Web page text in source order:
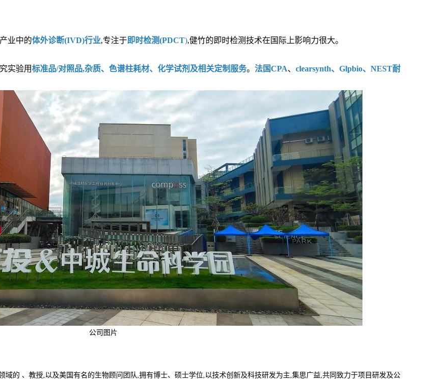
业中的体外诊断(IVD)行业,专注于即时检测(PDCT),健竹的即时检测技术在国际上影响力很大。
实验用标准品/对照品,杂质、色谱柱耗材、化学试剂及相关定制服务。 法国CPA、 clearsynth、Glpbio、NEST耐
公司图片
的 、教授,以及美国有名的生物顾问团队,拥有博士、硕士学位,以技术创新及科技研发为主,集思广益,共同致力于项目研发及公